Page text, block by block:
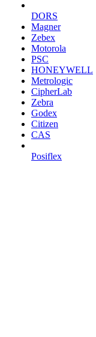
DORS
Magner
Zebex
Motorola
PSC
HONEYWELL
Metrologic
CipherLab
Zebra
Godex
Citizen
CAS
Posiflex